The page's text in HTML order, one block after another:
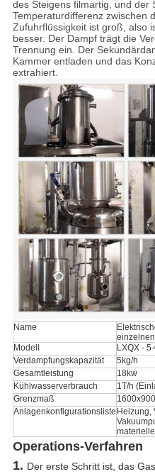
des Steigens filmartig, und der
Temperaturdifferenz zwischen
Zufuhrflüssigkeit ist groß, also
besser. Der Dampf trägt die
Trennung ein. Der
Kammer entladen und das
extrahiert.
Name
Modell
LXQX -
Verdampfungskapazität
5kg/h
Gesamtleistung
18kw
Kühlwasserverbrauch
1T/h
Grenzmaß
Anlagenkonfigurationsliste Heizung,
Operations-Verfahren
1. Der erste Schritt ist, das